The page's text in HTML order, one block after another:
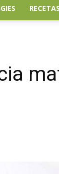
RECETAS